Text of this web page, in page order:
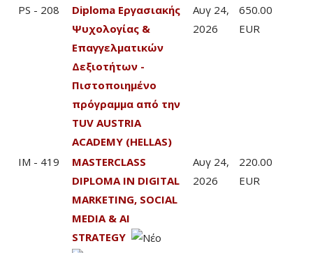
PS - 208
Diploma Εργασιακής
Ψυχολογίας &
Επαγγελματικών
Δεξιοτήτων -
Πιστοποιημένο
πρόγραμμα από την
TUV AUSTRIA
ACADEMY (HELLAS)
Αυγ 24,
2026
650.00
EUR
IM - 419
MASTERCLASS
DIPLOMA IN DIGITAL
MARKETING, SOCIAL
MEDIA & AI
STRATEGY
Αυγ 24,
2026
220.00
EUR